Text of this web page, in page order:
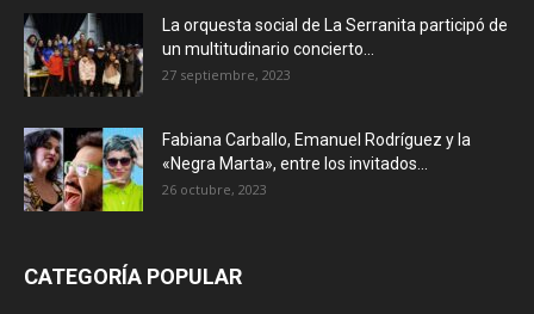
La orquesta social de La Serranita participó de
un multitudinario concierto...
27 septiembre, 2023
Fabiana Carballo, Emanuel Rodríguez y la
«Negra Marta», entre los invitados...
26 octubre, 2023
CATEGORÍA POPULAR